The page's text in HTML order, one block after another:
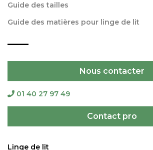
Guide des tailles
Guide des matières pour linge de lit
Nous contacter
01 40 27 97 49
Contact pro
Linge de lit